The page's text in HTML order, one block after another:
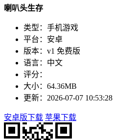
喇叭头生存
类型：手机游戏
平台：安卓
版本：v1 免费版
语言：中文
评分：
大小：64.36MB
更新：2026-07-07 10:53:28
安卓版下载 苹果下载